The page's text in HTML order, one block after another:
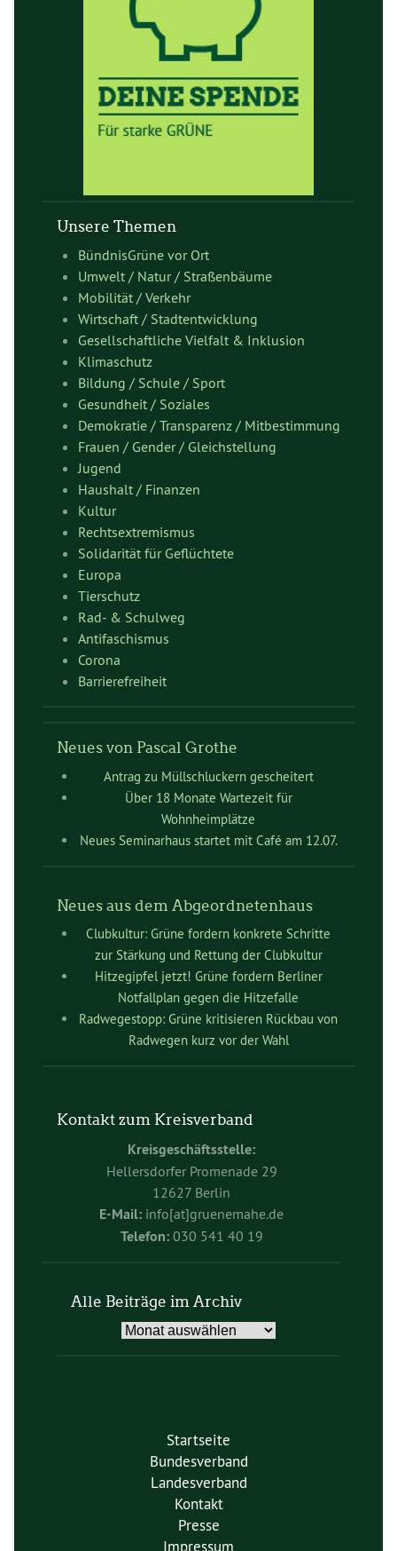
Unsere Themen
BündnisGrüne vor Ort
Umwelt / Natur / Straßenbäume
Mobilität / Verkehr
Wirtschaft / Stadtentwicklung
Gesellschaftliche Vielfalt & Inklusion
Klimaschutz
Bildung / Schule / Sport
Gesundheit / Soziales
Demokratie / Transparenz / Mitbestimmung
Frauen / Gender / Gleichstellung
Jugend
Haushalt / Finanzen
Kultur
Rechtsextremismus
Solidarität für Geflüchtete
Europa
Tierschutz
Rad- & Schulweg
Antifaschismus
Corona
Barrierefreiheit
Neues von Pascal Grothe
Antrag zu Müllschluckern gescheitert
Über 18 Monate Wartezeit für
Wohnheimplätze
Neues Seminarhaus startet mit Café am 12.07.
Neues aus dem Abgeordnetenhaus
Clubkultur: Grüne fordern konkrete Schritte
zur Stärkung und Rettung der Clubkultur
Hitzegipfel jetzt! Grüne fordern Berliner
Notfallplan gegen die Hitzefalle
Radwegestopp: Grüne kritisieren Rückbau von
Radwegen kurz vor der Wahl
Kontakt zum Kreisverband
Kreisgeschäftsstelle:
Hellersdorfer Promenade 29
12627 Berlin
E-Mail: info[at]gruenemahe.de
Telefon:030 541 40 19
Alle Beiträge im Archiv
Alle
Startseite
Bundesverband
Landesverband
Kontakt
Presse
Impressum